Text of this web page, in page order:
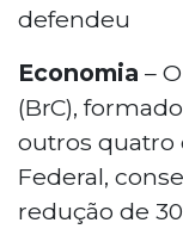
defendeu
Economia –
(BrC),
outros quatro
Federal,
redução de